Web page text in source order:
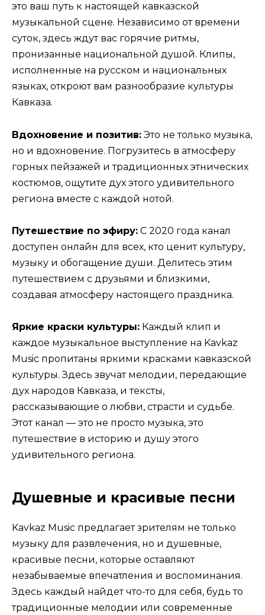
это ваш путь к настоящей кавказской
музыкальной сцене. Независимо от времени
суток, здесь ждут вас горячие ритмы,
пронизанные национальной душой. Клипы,
исполненные на русском и национальных
языках, откроют вам разнообразие культуры
Кавказа.
Вдохновение и позитив: Это не только музыка,
но и вдохновение. Погрузитесь в атмосферу
горных пейзажей и традиционных этнических
костюмов, ощутите дух этого удивительного
региона вместе с каждой нотой.
Путешествие по эфиру: С 2020 года канал
доступен онлайн для всех, кто ценит культуру,
музыку и обогащение души. Делитесь этим
путешествием с друзьями и близкими,
создавая атмосферу настоящего праздника.
Яркие краски культуры: Каждый клип и
каждое музыкальное выступление на Kavkaz
Music пропитаны яркими красками кавказской
культуры. Здесь звучат мелодии, передающие
дух народов Кавказа, и тексты,
рассказывающие о любви, страсти и судьбе.
Этот канал — это не просто музыка, это
путешествие в историю и душу этого
удивительного региона.
Душевные и красивые песни
Kavkaz Music предлагает зрителям не только
музыку для развлечения, но и душевные,
красивые песни, которые оставляют
незабываемые впечатления и воспоминания.
Здесь каждый найдет что-то для себя, будь то
традиционные мелодии или современные